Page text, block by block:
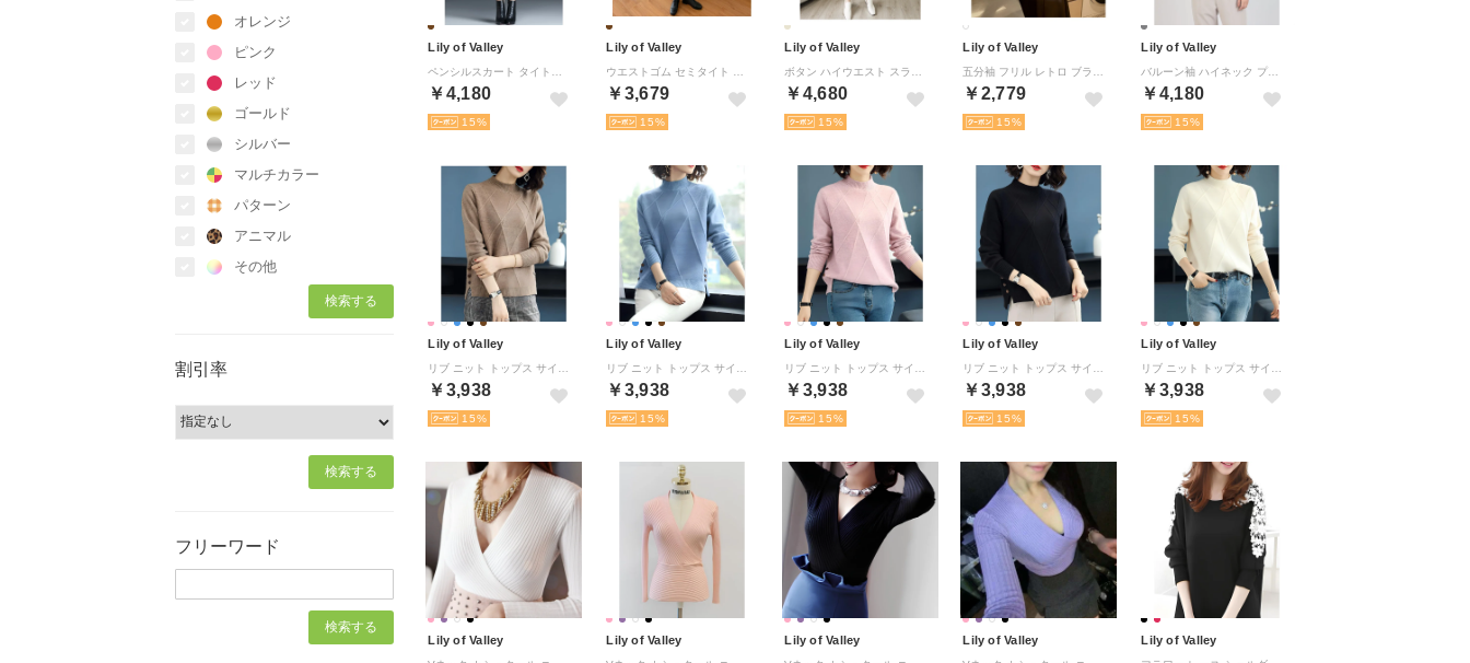
オレンジ
ピンク
レッド
ゴールド
シルバー
マルチカラー
パターン
アニマル
その他
割引率
フリーワード
Lily of Valley
￥4,180
15
Lily of Valley
￥3,679
15
Lily of Valley
￥4,680
15
Lily of Valley
￥2,779
15
Lily of Valley
￥4,180
15
Lily of Valley
￥3,938
15
Lily of Valley
￥3,938
15
Lily of Valley
￥3,938
15
Lily of Valley
￥3,938
15
Lily of Valley
￥3,938
15
Lily of Valley Lily of Valley Lily of Valley Lily of Valley Lily of Valley